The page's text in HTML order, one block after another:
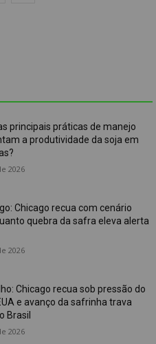
principais práticas de manejo
a produtividade da soja em
2026
Chicago recua com cenário
quebra da safra eleva alerta
2026
Chicago recua sob pressão do
e avanço da safrinha trava
Brasil
2026